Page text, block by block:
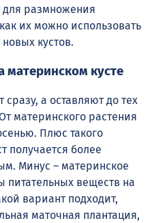
для размножения
их можно использовать
кустов.
материнском кусте
сразу, а оставляют до тех
материнского растения
Плюс такого
получается более
Минус – материнское
питательных веществ на
вариант подходит,
маточная плантация,